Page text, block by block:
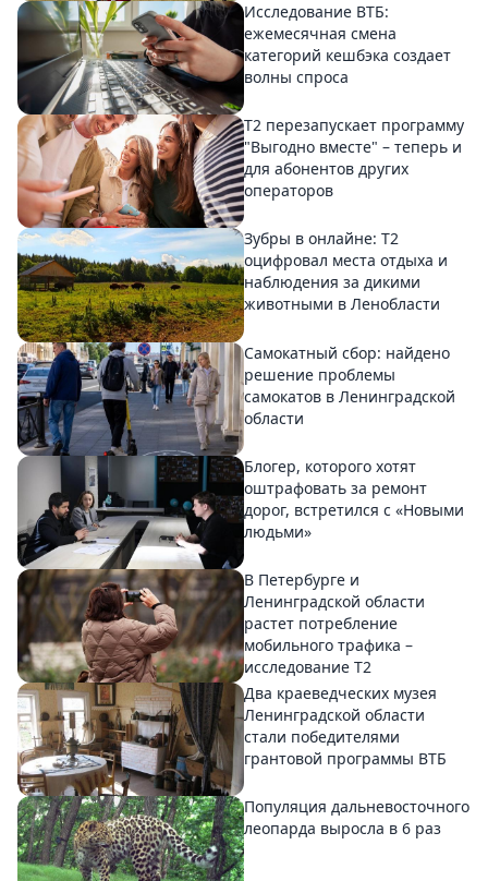
Исследование ВТБ:
ежемесячная смена
категорий кешбэка создает
волны спроса
Т2 перезапускает программу
"Выгодно вместе" – теперь и
для абонентов других
операторов
Зубры в онлайне: Т2
оцифровал места отдыха и
наблюдения за дикими
животными в Ленобласти
Самокатный сбор: найдено
решение проблемы
самокатов в Ленинградской
области
Блогер, которого хотят
оштрафовать за ремонт
дорог, встретился с «Новыми
людьми»
В Петербурге и
Ленинградской области
растет потребление
мобильного трафика –
исследование T2
Два краеведческих музея
Ленинградской области
стали победителями
грантовой программы ВТБ
Популяция дальневосточного
леопарда выросла в 6 раз